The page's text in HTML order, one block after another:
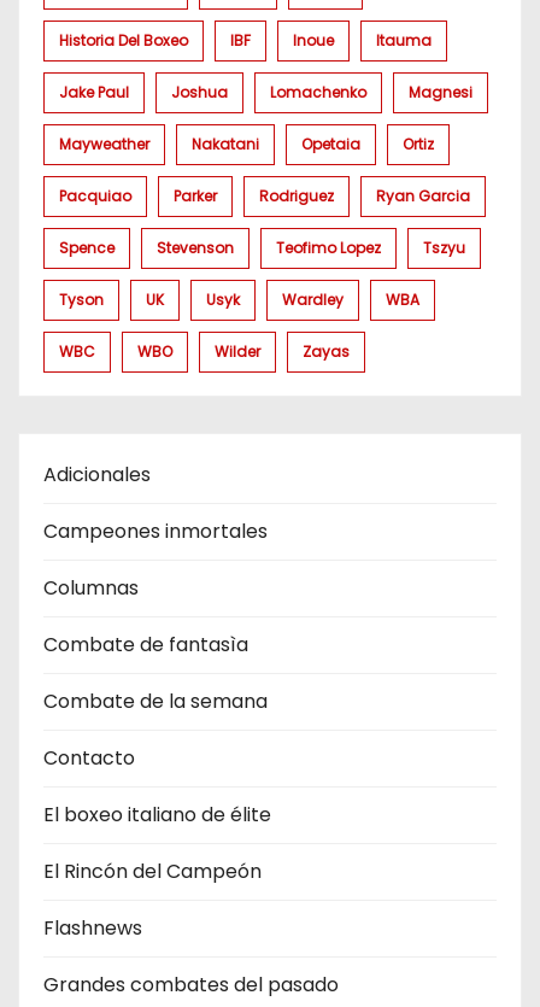
Historia Del Boxeo IBF Inoue Itauma
Jake Paul Joshua Lomachenko Magnesi
Mayweather Nakatani Opetaia Ortiz
Pacquiao Parker Rodriguez Ryan Garcia
Spence Stevenson Teofimo Lopez Tszyu
Tyson UK Usyk Wardley WBA
WBC WBO Wilder Zayas
Adicionales
Campeones inmortales
Columnas
Combate de fantasìa
Combate de la semana
Contacto
El boxeo italiano de élite
El Rincón del Campeón
Flashnews
Grandes combates del pasado